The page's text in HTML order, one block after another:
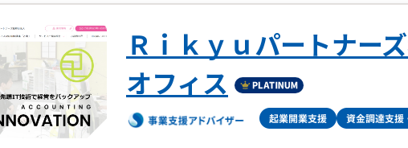
Ｒｉｋｙｕパートナー
オフィス